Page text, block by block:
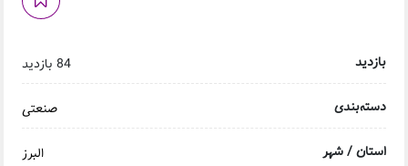
بازدید 84 بازدید
دسته‌بندی صنعتی
استان / شهر البرز